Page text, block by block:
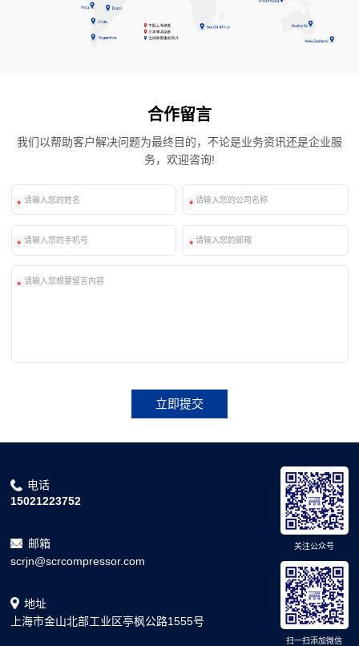
合作留言
我们以帮助客户解决问题为最终目的，不论是业务资讯还是企业服
务，欢迎咨询!
* *
* *
*
立即提交
电话
15021223752
邮箱
scrjn@scrcompressor.com
地址
上海市金山北部工业区亭枫公路1555号
关注公众号
扫一扫添加微信